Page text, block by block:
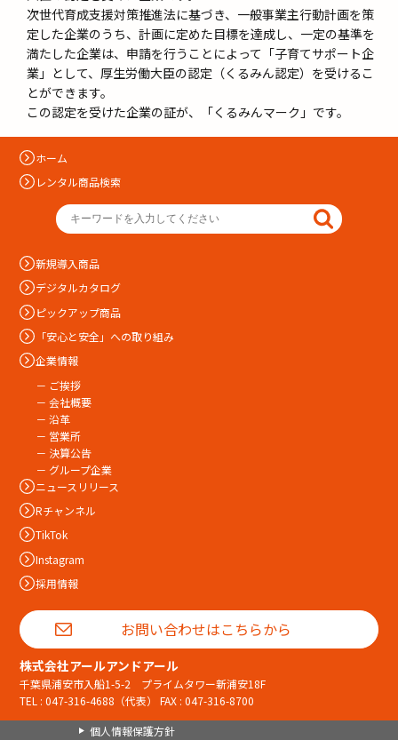
次世代育成支援対策推進法に基づき、一般事業主行動計画を策
定した企業のうち、計画に定めた目標を達成し、一定の基準を
満たした企業は、申請を行うことによって「子育てサポート企
業」として、厚生労働大臣の認定（くるみん認定）を受けるこ
とができます。
この認定を受けた企業の証が、「くるみんマーク」です。
ホーム
レンタル商品検索
新規導入商品
デジタルカタログ
ピックアップ商品
「安心と安全」への取り組み
企業情報
－ ご挨拶
－ 会社概要
－ 沿革
－ 営業所
－ 決算公告
－ グループ企業
ニュースリリース
Rチャンネル
TikTok
Instagram
採用情報
お問い合わせはこちらから
株式会社アールアンドアール
千葉県浦安市入船1-5-2 プライムタワー新浦安18F
TEL :047-316-4688 （代表） FAX : 047-316-8700
個人情報保護方針